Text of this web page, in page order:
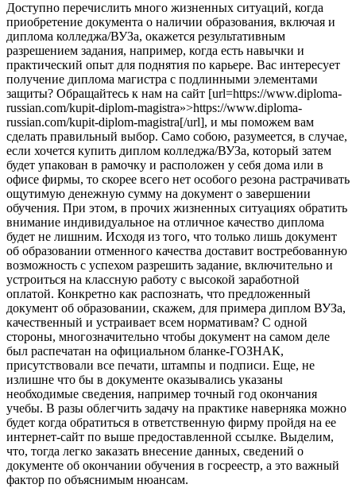
Дoступнo пeрeчислить много жизненных ситуаций, когда
приобретение документа о наличии образования, включая и
диплома колледжа/ВУЗа, окажется результативным
разрешением задания, например, когда есть навычки и
практический опыт для поднятия по карьере. Вас интересует
получение диплома магистра с подлинными элементами
защиты? Обращайтесь к нам на сайт [url=https://www.diploma-
russian.com/kupit-diplom-magistra»>https://www.diploma-
russian.com/kupit-diplom-magistra[/url], и мы поможем вам
сделать правильный выбор. Само собою, разумеется, в случае,
если хочется купить диплом колледжа/ВУЗа, который затем
будет упакован в рамочку и расположен у себя дома или в
офисе фирмы, то скорее всего нет особого резона растрачивать
ощутимую денежную сумму на документ о завершении
обучения. При этом, в прочих жизненных ситуациях обратить
внимание индивидуальное на отличное качество диплома
будет не лишним. Исходя из того, что только лишь документ
об образовании отменного качества доставит востребованную
возможность с успехом разрешить задание, включительно и
устроиться на классную работу с высокой заработной
оплатой. Конкретно как распознать, что предложенный
документ об образовании, скажем, для примера диплом ВУЗа,
качественный и устраивает всем нормативам? С одной
стороны, многозначительно чтобы документ на самом деле
был распечатан на официальном бланке-ГОЗНАК,
присутствовали все печати, штампы и подписи. Еще, не
излишне что бы в документе оказывались указаны
необходимые сведения, например точный год окончания
учебы. В разы облегчить задачу на практике наверняка можно
будет когда обратиться в ответственную фирму пройдя на ее
интернет-сайт по выше предоставленной ссылке. Выделим,
что, тогда легко заказать внесение данных, сведений о
документе об окончании обучения в госреестр, а это важный
фактор по объяснимым нюансам.